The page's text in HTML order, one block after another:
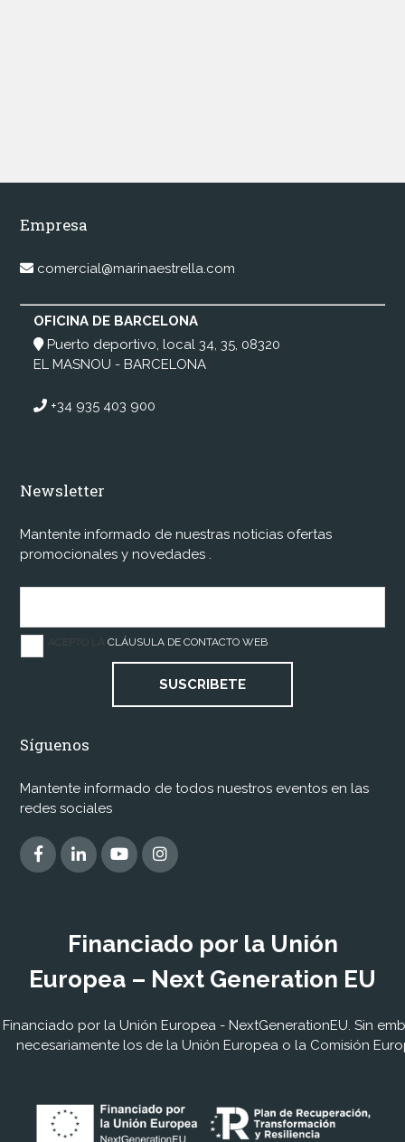
Empresa
comercial@marinaestrella.com
OFICINA DE BARCELONA
Puerto deportivo, local 34, 35, 08320
EL MASNOU - BARCELONA
+34 935 403 900
Newsletter
Mantente informado de nuestras noticias ofertas
promocionales y novedades .
ACEPTO LACLÁUSULA DE CONTACTO WEB
SUSCRIBETE
Síguenos
Mantente informado de todos nuestros eventos en las
redes sociales
Financiado por la Unión
Europea – Next Generation EU
Financiado por la Unión Europea - NextGenerationEU. Sin
necesariamente los de la Unión Europea o la Comisión